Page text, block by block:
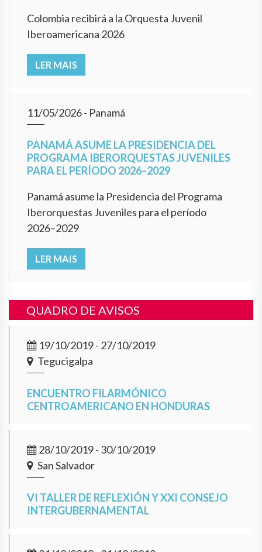
Colombia recibirá a la Orquesta Juvenil
Iberoamericana 2026
LER MAIS
11/05/2026- Panamá
PANAMÁ ASUME LA PRESIDENCIA DEL
PROGRAMA IBERORQUESTAS JUVENILES
PARA EL PERÍODO 2026–2029
Panamá asume la Presidencia del Programa
Iberorquestas Juveniles para el período
2026–2029
LER MAIS
QUADRO DE AVISOS
19/10/2019 - 27/10/2019
Tegucigalpa
ENCUENTRO FILARMÓNICO
CENTROAMERICANO EN HONDURAS
28/10/2019 - 30/10/2019
San Salvador
VI TALLER DE REFLEXIÓN Y XXI CONSEJO
INTERGUBERNAMENTAL